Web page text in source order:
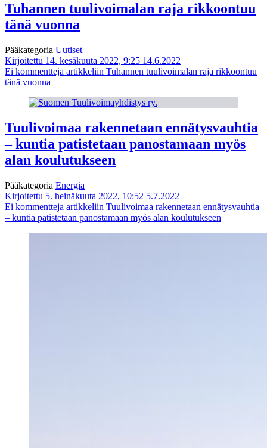
Tuhannen tuulivoimalan raja rikkoontuu
tänä vuonna
Pääkategoria Uutiset
Kirjoitettu 14. kesäkuuta 2022, 9:25 14.6.2022
Ei kommentteja artikkeliin Tuhannen tuulivoimalan raja rikkoontuu
tänä vuonna
Tuulivoimaa rakennetaan ennätysvauhtia
– kuntia patistetaan panostamaan myös
alan koulutukseen
Pääkategoria Energia
Kirjoitettu 5. heinäkuuta 2022, 10:52 5.7.2022
Ei kommentteja artikkeliin Tuulivoimaa rakennetaan ennätysvauhtia
– kuntia patistetaan panostamaan myös alan koulutukseen